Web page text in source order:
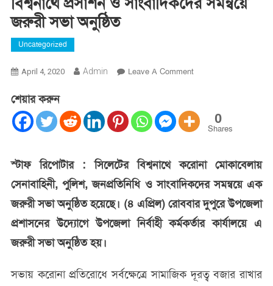
জরুরী সভা অনুষ্ঠিত
Uncategorized
April 4, 2020 Admin Leave A CommentOn
ও
সাংবাদিকদের
সভা
অনুষ্ঠিত
শেয়ার করুন
0
Shares
স্টাফ রিপোটার : সিলেটের বিশ্বনাথে করোনা মোকাবেলায়
সেনাবাহিনী, পুলিশ, জনপ্রতিনিধি ও সাংবাদিকদের সমন্বয়ে এক
জরুরী সভা অনুষ্ঠিত হয়েছে। (৪ এপ্রিল) রোববার দুপুরে উপজেলা
প্রশাসনের উদ্যোগে উপজেলা নির্বাহী কর্মকর্তার কার্যালয়ে এ
জরুরী সভা অনুষ্ঠিত হয়।
সভায় করোনা প্রতিরোধে সর্বক্ষেত্রে সামাজিক দূরত্ব বজার রাখার